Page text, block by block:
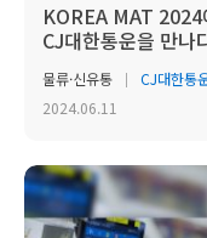
KOREA MAT 2024
CJ대한통운을 만나
물류·신유통
CJ대한통
2024.06.11